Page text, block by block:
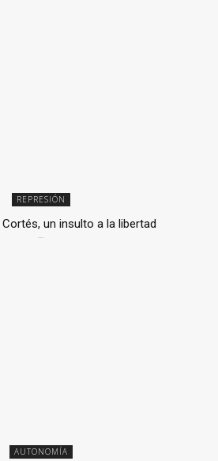
REPRESIÓN
un insulto a la libertad
AUTONOMÍA